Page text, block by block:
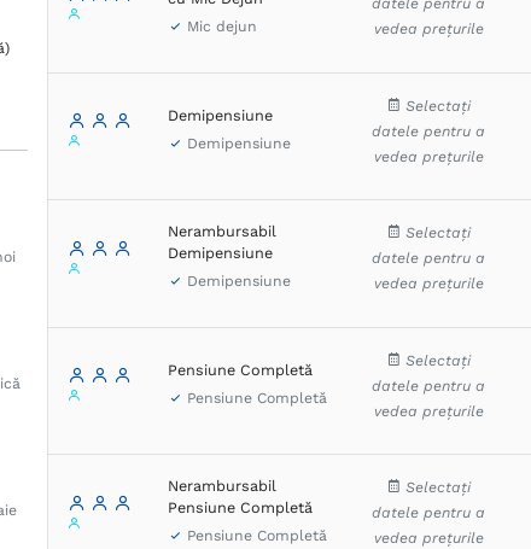
Mic dejun
datele pentru a
vedea prețurile
Demipensiune
Demipensiune
Selectați
datele pentru a
vedea prețurile
Nerambursabil
Demipensiune
Demipensiune
Selectați
datele pentru a
vedea prețurile
Pensiune Completă
Pensiune Completă
Selectați
datele pentru a
vedea prețurile
Nerambursabil
Pensiune Completă
Pensiune Completă
Selectați
datele pentru a
vedea prețurile